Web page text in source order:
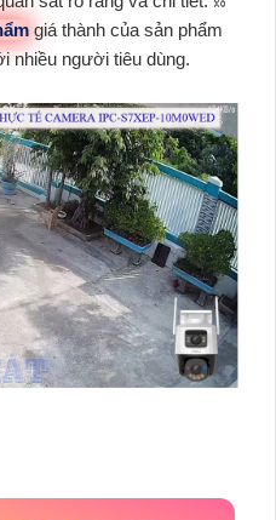
giá thành của sản phẩm
nhiều người tiêu dùng.